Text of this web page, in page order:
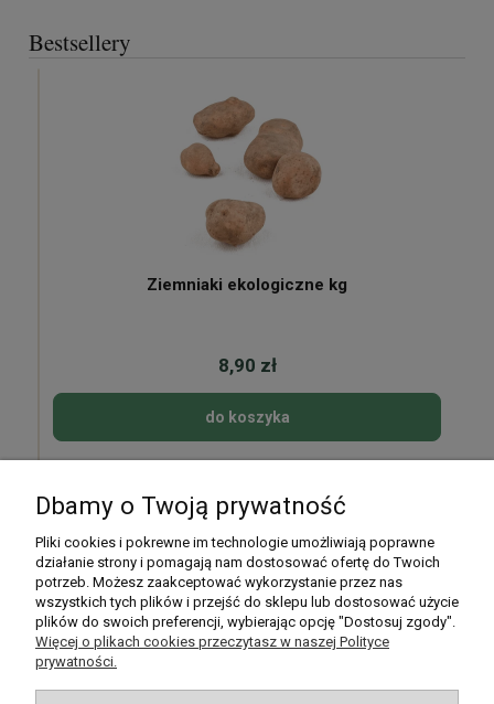
Bestsellery
Ziemniaki ekologiczne kg
8,90 zł
do koszyka
Moje konto
Płatności i dostawa
Informacje
Dbamy o Twoją prywatność
Pliki cookies i pokrewne im technologie umożliwiają poprawne
działanie strony i pomagają nam dostosować ofertę do Twoich
potrzeb. Możesz zaakceptować wykorzystanie przez nas
wszystkich tych plików i przejść do sklepu lub dostosować użycie
plików do swoich preferencji, wybierając opcję "Dostosuj zgody".
Więcej o plikach cookies przeczytasz w naszej Polityce
prywatności.